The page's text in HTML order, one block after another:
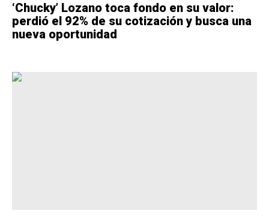
‘Chucky’ Lozano toca fondo en su valor:
perdió el 92% de su cotización y busca una
nueva oportunidad